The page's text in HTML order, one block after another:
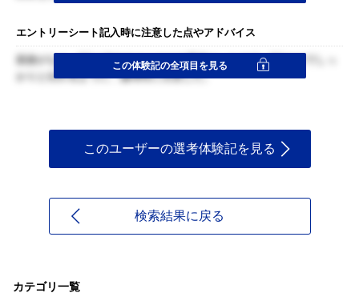
エントリーシート記入時に注意した点やアドバイス
面接がなく、ESとWebテストだけの選考だったので、ESだけでしっ
かりと伝わるように、論理性に注意した。
この体験記の全項目を見る
このユーザーの選考体験記を見る
検索結果に戻る
カテゴリ一覧